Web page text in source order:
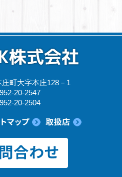
町大字本庄128－1
20-2547
20-2504